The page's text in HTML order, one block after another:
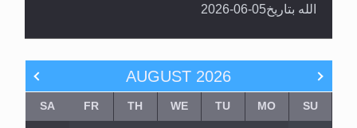
الله بتاريخ05-06-2026
AUGUST 2026
SU
MO
TU
WE
TH
FR
SA